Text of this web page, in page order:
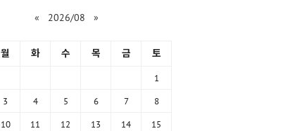
« 2026/08 »
월 화 수 목 금 토
1
3 4 5 6 7 8
10 11 12 13 14 15